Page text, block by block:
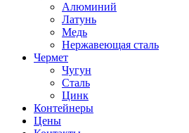
Алюминий
Латунь
Медь
Нержавеющая сталь
Чермет
Чугун
Сталь
Цинк
Контейнеры
Цены